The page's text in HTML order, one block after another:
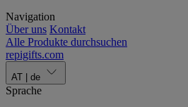
Navigation
Über uns Kontakt
Alle Produkte durchsuchen
repigifts.com
AT de
Sprache